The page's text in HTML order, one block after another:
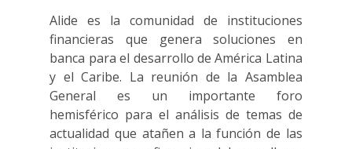
Alide es la comunidad de instituciones
financieras que genera soluciones en
banca para el desarrollo de América Latina
y el Caribe. La reunión de la Asamblea
General es un importante foro
hemisférico para el análisis de temas de
actualidad que atañen a la función de las